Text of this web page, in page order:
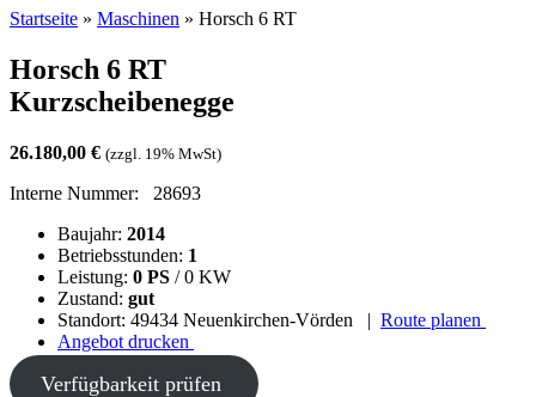
Startseite » Maschinen » Horsch 6 RT
Horsch 6 RT
Kurzscheibenegge
26.180,00 € (zzgl. 19% MwSt)
Interne Nummer: 28693
Baujahr: 2014
Betriebsstunden: 1
Leistung: 0 PS / 0 KW
Zustand: gut
Standort: 49434 Neuenkirchen-Vörden
| Route planen
Angebot drucken
Verfügbarkeit prüfen